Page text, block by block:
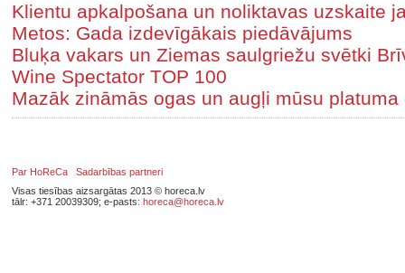
Klientu apkalpošana un noliktavas uzskaite
Metos: Gada izdevīgākais piedāvājums
Bluķa vakars un Ziemas saulgriežu svētki
Wine Spectator TOP 100
Mazāk zināmās ogas un augļi mūsu platuma
Par HoReCa
Sadarbības partneri
Visas tiesības aizsargātas 2013 © horeca.lv
tālr: +371 20039309; e-pasts: horeca@horeca.lv